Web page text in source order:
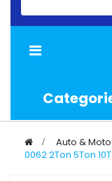
Navigazione
> Auto & Moto
0062 2Ton 5Ton